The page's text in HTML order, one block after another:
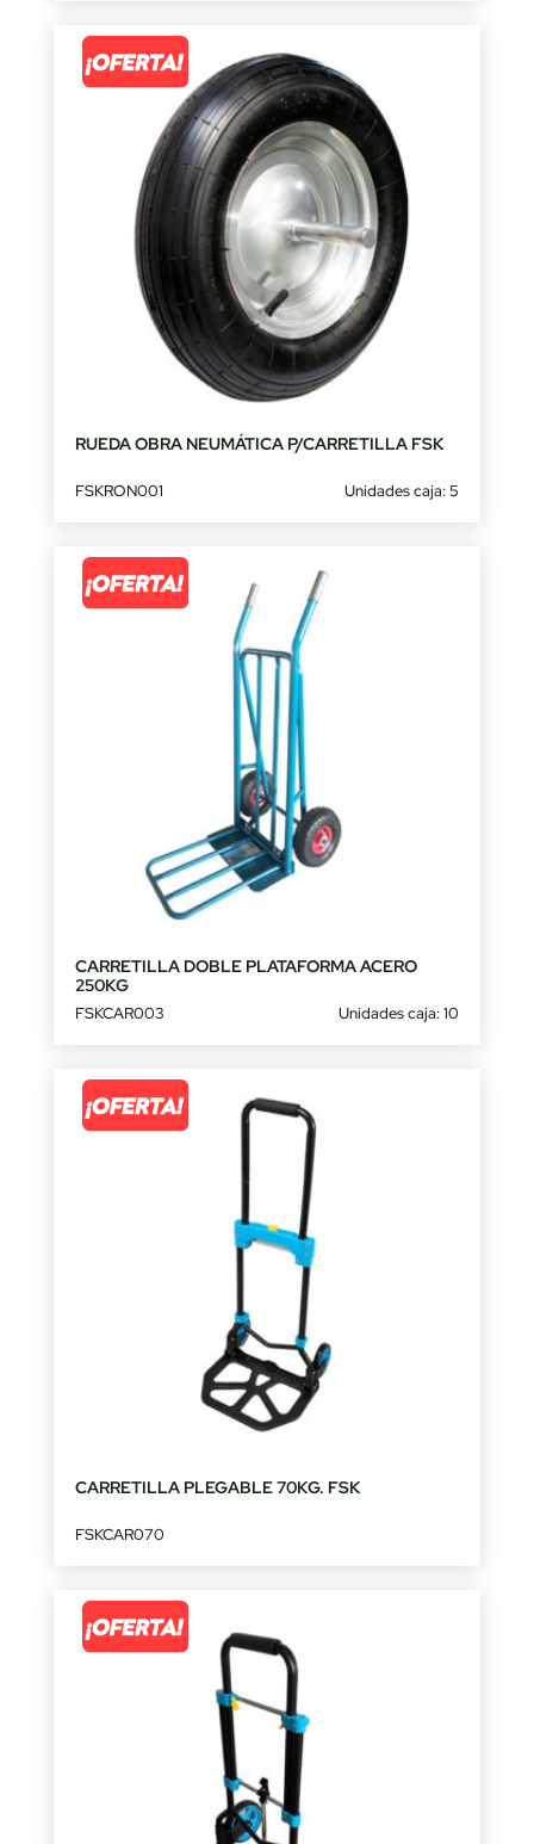
RUEDA OBRA NEUMÁTICA P/CARRETILLA FSK
FSKRON001 Unidades caja: 5
CARRETILLA DOBLE PLATAFORMA ACERO
250KG
FSKCAR003 Unidades caja: 10
CARRETILLA PLEGABLE 70KG. FSK
FSKCAR070